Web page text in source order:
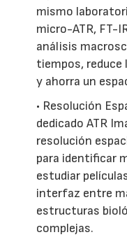
mismo
micro-ATR, FT-
análisis
tiempos,
y ahorra un
• Resolución
dedicado ATR
resolución
para identificar
estudiar
interfaz entre
estructuras
complejas.